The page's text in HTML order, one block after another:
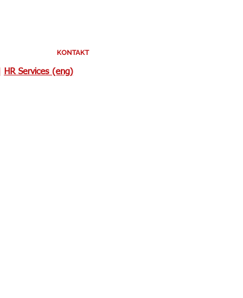
KONTAKT
HR Services (eng)